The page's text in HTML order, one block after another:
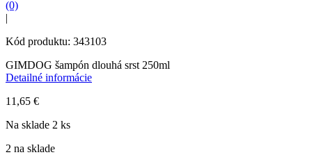
(0)
|
Kód produktu: 343103
GIMDOG šampón dlouhá srst 250ml
Detailné informácie
11,65 €
Na sklade 2 ks
2 na sklade